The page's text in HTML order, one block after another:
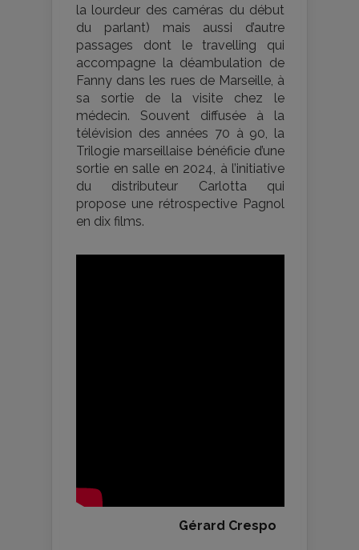
la lourdeur des caméras du début
du parlant) mais aussi d’autre
passages dont le travelling qui
accompagne la déambulation de
Fanny dans les rues de Marseille, à
sa sortie de la visite chez le
médecin. Souvent diffusée à la
télévision des années 70 à 90, la
Trilogie marseillaise bénéficie d’une
sortie en salle en 2024, à l’initiative
du distributeur Carlotta qui
propose une rétrospective Pagnol
en dix films.
Gérard Crespo